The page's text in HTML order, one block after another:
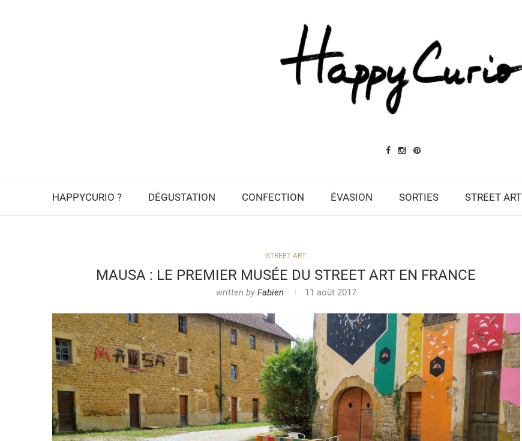
HAPPYCURIO ? DÉGUSTATION CONFECTION ÉVASION SORTIES STREET ART
STREET ART
MAUSA : LE PREMIER MUSÉE DU STREET ART EN FRANCE
written by Fabien 11 août 2017